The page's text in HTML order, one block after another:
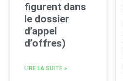
figurent dans
le dossier
d’appel
d’offres)
LIRE LA SUITE »